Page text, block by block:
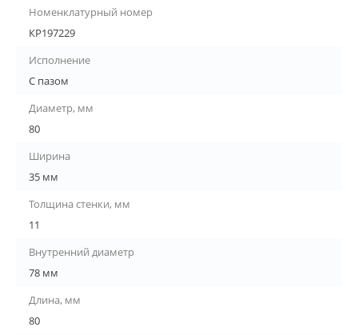
Номенклатурный номер
КР197229
Исполнение
С пазом
Диаметр, мм
80
Ширина
35 мм
Толщина стенки, мм
11
Внутренний диаметр
78 мм
Длина, мм
80